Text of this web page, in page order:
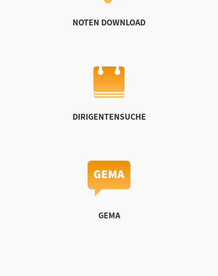
NOTEN DOWNLOAD
DIRIGENTENSUCHE
GEMA